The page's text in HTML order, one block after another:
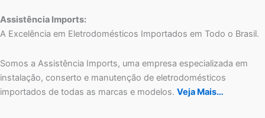
Assistência Imports:
A Excelência em Eletrodomésticos Importados em Todo o Brasil.
Somos a Assistência Imports, uma empresa especializada em
instalação, conserto e manutenção de eletrodomésticos
importados de todas as marcas e modelos. Veja Mais…